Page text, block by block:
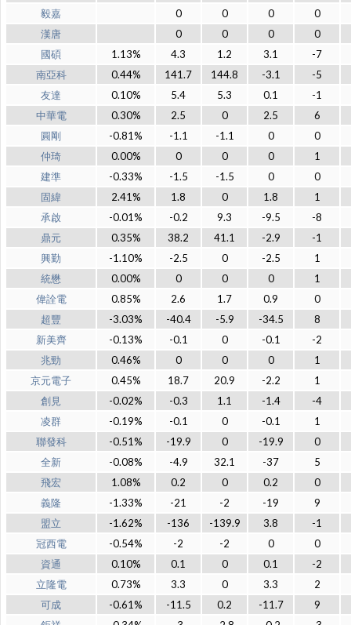
毅嘉
0 0 0
0
漢唐
0 0 0
0
國碩
1.13% 4.3 1.2 3.1
-7
南亞科
0.44% 141.7 144.8 -3.1
-5
友達
0.10% 5.4 5.3 0.1
-1
中華電
0.30% 2.5 0 2.5
6
圓剛
-0.81% -1.1 -1.1 0
0
仲琦
0.00% 0 0 0
1
建準
-0.33% -1.5 -1.5 0
0
固緯
2.41% 1.8 0 1.8
1
承啟
-0.01% -0.2 9.3 -9.5
-8
鼎元
0.35% 38.2 41.1 -2.9
-1
興勤
-1.10% -2.5 0 -2.5
1
統懋
0.00% 0 0 0
1
偉詮電
0.85% 2.6 1.7 0.9
0
超豐
-3.03% -40.4 -5.9 -34.5
8
新美齊
-0.13% -0.1 0 -0.1
-2
兆勁
0.46% 0 0 0
1
京元電子
0.45% 18.7 20.9 -2.2
1
創見
-0.02% -0.3 1.1 -1.4
-4
凌群
-0.19% -0.1 0 -0.1
1
聯發科
-0.51% -19.9 0 -19.9
0
全新
-0.08% -4.9 32.1 -37
5
飛宏
1.08% 0.2 0 0.2
0
義隆
-1.33% -21 -2 -19
9
盟立
-1.62% -136 -139.9 3.8
-1
冠西電
-0.54% -2 -2 0
0
資通
0.10% 0.1 0 0.1
-2
立隆電
0.73% 3.3 0 3.3
2
可成
-0.61% -11.5 0.2 -11.7
9